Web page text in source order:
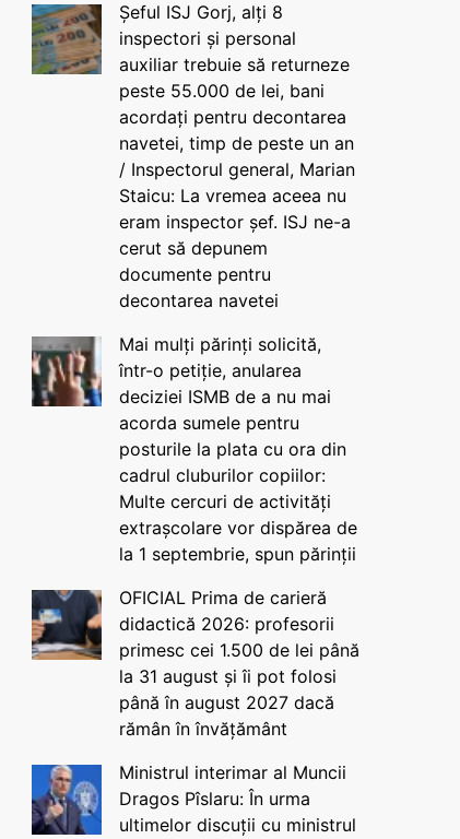
Șeful ISJ Gorj, alți 8
inspectori și personal
auxiliar trebuie să returneze
peste 55.000 de lei, bani
acordați pentru decontarea
navetei, timp de peste un an
/ Inspectorul general, Marian
Staicu: La vremea aceea nu
eram inspector șef. ISJ ne-a
cerut să depunem
documente pentru
decontarea navetei
Mai mulți părinți solicită,
într-o petiție, anularea
deciziei ISMB de a nu mai
acorda sumele pentru
posturile la plata cu ora din
cadrul cluburilor copiilor:
Multe cercuri de activități
extrașcolare vor dispărea de
la 1 septembrie, spun părinții
OFICIAL Prima de carieră
didactică 2026: profesorii
primesc cei 1.500 de lei până
la 31 august și îi pot folosi
până în august 2027 dacă
rămân în învățământ
Ministrul interimar al Muncii
Dragos Pîslaru: În urma
ultimelor discuții cu ministrul